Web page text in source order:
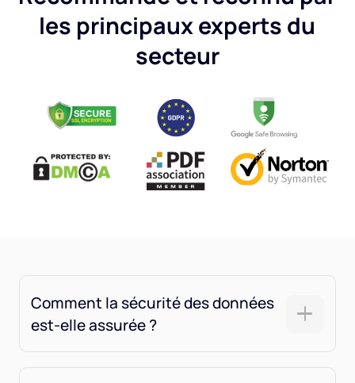
les principaux experts du
secteur
Comment la sécurité des données
est-elle assurée ?